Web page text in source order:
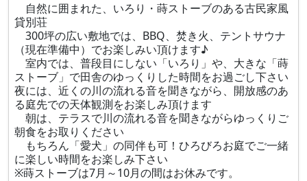
自然に囲まれた、いろり・蒔ストーブのある古民家風
貸別荘
300坪の広い敷地では、BBQ、焚き火、テントサウナ
（現在準備中）でお楽しみい頂けます♪
室内では、普段目にしない「いろり」や、大きな「蒔
ストーブ」で田舎のゆっくりした時間をお過ごし下さい
夜には、近くの川の流れる音を聞きながら、開放感のあ
る庭先での天体観測をお楽しみ頂けます
朝は、テラスで川の流れる音を聞きながらゆっくりご
朝食をお取りください
もちろん「愛犬」の同伴も可！ひろびろお庭でご一緒
に楽しい時間をお楽しみ下さい
※蒔ストーブは7月～10月の間はお休みです。